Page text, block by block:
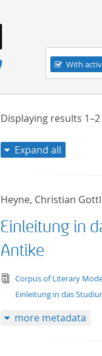
With
Displaying results 1–2
Expand all
Heyne, Christian
Einleitung in
Antike
text/
Corpus of Literary
Einleitung in das
more metadata